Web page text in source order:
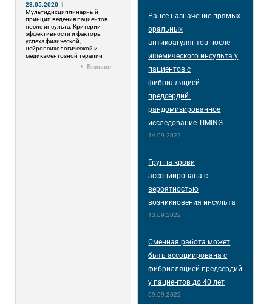
23.05.2020 |
Мультидисциплинарный
принцип ведения пациентов
после инсульта. Критерии
эффективности и факторы
успеха физической,
нейропсихологической и
медикаментозной терапии
Больше
Ранее назначение прямых
оральных
антикоагулянтов после
ишемического инсульта у
пациентов с
фибрилляцией
предсердий:
рандомизированное
исследование TIMING
14.09.2022
Группа крови
ассоциирована с
вероятностью
возникновения инсульта
13.09.2022
Сменная работа может
быть ассоциирована с
фибрилляцией предсердий
у пациентов до 40 лет
09.09.2022